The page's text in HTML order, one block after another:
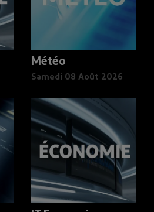
Météo
Samedi 08 Août 2026